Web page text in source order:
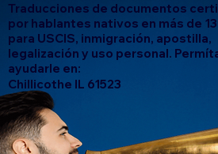
Traducciones de documentos
por hablantes nativos en más de
para USCIS, inmigración, apostilla,
legalización y uso personal.
ayudarle en:
Chillicothe IL 61523